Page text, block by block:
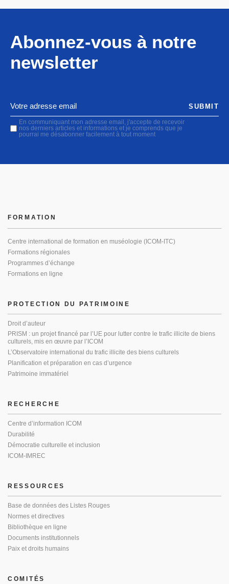
Abonnez-vous à notre
newsletter
En communiquant mon adresse email, j'accepte de recevoir
nos derniers articles et informations et je comprends que je
pourrai me désabonner facilement à tout moment
SUBMIT
PROTECTION DU PATRIMOINE
Droit d’auteur
PRISM : un projet financé par l’UE pour lutter contre le trafic illicite de biens
culturels, mis en œuvre par l’ICOM
L’Observatoire international du trafic illicite des biens culturels
Planification et préparation en cas d’urgence
Patrimoine immatériel
FORMATION
Centre international de formation en muséologie (ICOM-ITC)
Formations régionales
Programmes d’échange
Formations en ligne
RECHERCHE
Centre d’information ICOM
Durabilité
Démocratie culturelle et inclusion
ICOM-IMREC
RESSOURCES
Base de données des Listes Rouges
Normes et directives
Bibliothèque en ligne
Documents institutionnels
Paix et droits humains
COMITÉS